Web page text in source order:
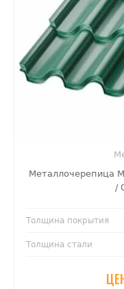
Металлочерепица
/
Толщина покрытия
Толщина стали